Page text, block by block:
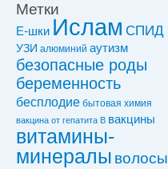
Метки
Е-шки Ислам СПИД
УЗИ алюминий аутизм
безопасные роды
беременность
бесплодие бытовая химия
вакцинa от гепатита В вакцины
витамины-
минералы волосы